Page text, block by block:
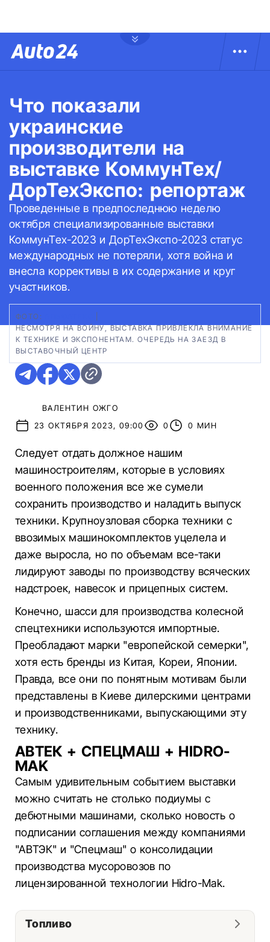
Что показали
украинские
производители на
выставке КоммунТех/
ДорТехЭкспо: репортаж
Проведенные в предпоследнюю неделю
октября специализированные выставки
КоммунТех-2023 и ДорТехЭкспо-2023 статус
международных не потеряли, хотя война и
внесла коррективы в их содержание и круг
участников.
ФОТО:
НЕСМОТРЯ НА ВОЙНУ, ВЫСТАВКА ПРИВЛЕКЛА ВНИМАНИЕ
К ТЕХНИКЕ И ЭКСПОНЕНТАМ. ОЧЕРЕДЬ НА ЗАЕЗД В
ВЫСТАВОЧНЫЙ ЦЕНТР
ВАЛЕНТИН ОЖГО
23 ОКТЯБРЯ 2023, 09:00
0 0 МИН
Следует отдать должное нашим
машиностроителям, которые в условиях
военного положения все же сумели
сохранить производство и наладить выпуск
техники. Крупноузловая сборка техники с
ввозимых машинокомплектов уцелела и
даже выросла, но по объемам все-таки
лидируют заводы по производству всяческих
надстроек, навесок и прицепных систем.
Конечно, шасси для производства колесной
спецтехники используются импортные.
Преобладают марки "европейской семерки",
хотя есть бренды из Китая, Кореи, Японии.
Правда, все они по понятным мотивам были
представлены в Киеве дилерскими центрами
и производственниками, выпускающими эту
технику.
АВТЕК + СПЕЦМАШ + HIDRO-
MAK
Самым удивительным событием выставки
можно считать не столько подиумы с
дебютными машинами, сколько новость о
подписании соглашения между компаниями
"АВТЭК" и "Спецмаш" о консолидации
производства мусоровозов по
лицензированной технологии Hidro-Mak.
Топливо